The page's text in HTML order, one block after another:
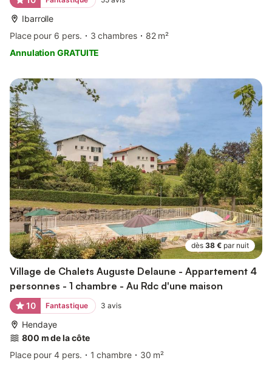
Ibarrolle
Place pour 6 pers.
3 chambres
82 m²
Annulation GRATUITE
dès 38 € par nuit
Village de Chalets Auguste Delaune - Appartement 4
personnes - 1 chambre - Au Rdc d'une maison
10 Fantastique 3 avis
Hendaye
800 m de la côte
Place pour 4 pers.
1 chambre
30 m²